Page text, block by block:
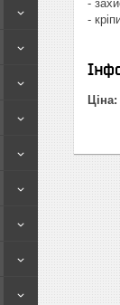
-
-
Ціна: